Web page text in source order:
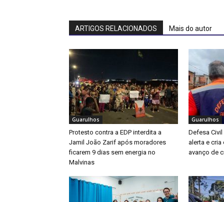
ARTIGOS RELACIONADOS Mais do autor
Guarulhos
Protesto contra a EDP interdita a
Jamil João Zarif após moradores
ficarem 9 dias sem energia no
Malvinas
Guarulhos
Defesa
alerta e
avanço de